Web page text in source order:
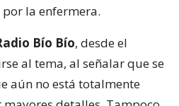
la enfermera.
Bío Bío, desde el
al tema, al señalar que se
aún no está totalmente